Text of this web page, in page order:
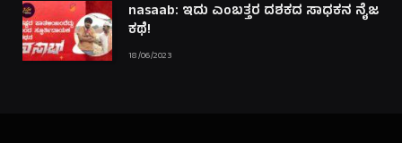
nasaab: ಇದು ಎಂಬತ್ತರ ದಶಕದ ಸಾಧಕನ ನೈಜ
ಕಥೆ!
18/06/2023